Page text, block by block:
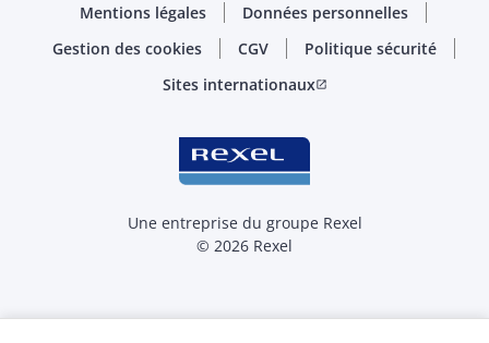
Mentions légales
Données personnelles
Gestion des cookies
CGV
Politique sécurité
Sites internationauxopen_in_new
Une entreprise du groupe Rexel
© 2026 Rexel